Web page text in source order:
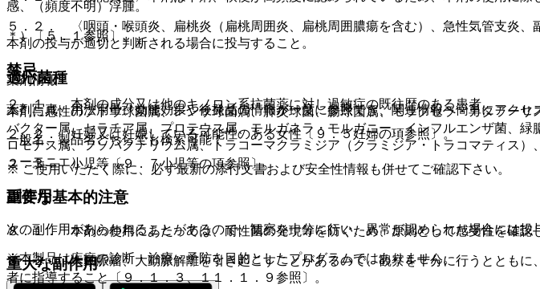
感、（頻度不明）浮腫。
＊）〔５．１参照〕。
禁忌
２．１． 本剤の成分又は他のキノロン系抗菌薬に対し過敏症の既往歴のある患者。
２．２． 妊婦又は妊娠している可能性のある女性〔９．５妊婦の項参照〕。
２．３． 小児等〔９．７小児等の項参照〕。
重要な基本的注意
８．１． 本剤の使用にあたっては、耐性菌の発現等を防ぐため、原則として感受性を確認
８．２． 大動脈瘤、大動脈解離を引き起こすことがあるので、観察を十分に行うととも
者に指導すること〔９．１．３、１１．１．９参照〕。
５．２． 〈咽頭・喉頭炎、扁桃炎（扁桃周囲炎、扁桃周囲膿瘍を含む）、急性気管支炎
本剤の投与が適切と判断される場合に投与すること。
適応菌種
本剤に感性のブドウ球菌属、レンサ球菌属、肺炎球菌、腸球菌属、モラクセラ・カタラー
バクター属、セラチア属、プロテウス属、モルガネラ・モルガニー、インフルエンザ菌、
ロモナス属、フソバクテリウム属、トラコーマクラミジア（クラミジア・トラコマティス
ューモニエ）。
副作用
次の副作用があらわれることがあるので、観察を十分に行い、異常が認められた場合には
重大な副作用
薬剤情報
薬剤写真、用法用量、効能効果や後発品の情報が一度に参照でき、関連情報へ簡単にアクセ
一般名、製品名どちらでも検索可能！
※ ご使用いただく際に、必ず最新の添付文書および安全性情報も併せてご確認下さい。
※本製品は疾病の診断・治療・予防を目的としたプログラムではありません。